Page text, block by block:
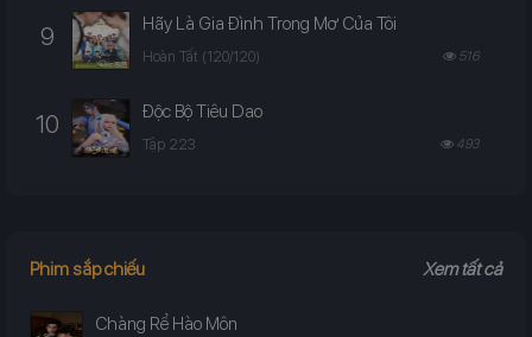
9 Hãy Là Gia Đình Trong Mơ Của Tôi
Hoàn Tất (120/120) 516
10 Độc Bộ Tiêu Dao
Tập 223 493
Phim sắp chiếu Xem tất cả
Chàng Rể Hào Môn